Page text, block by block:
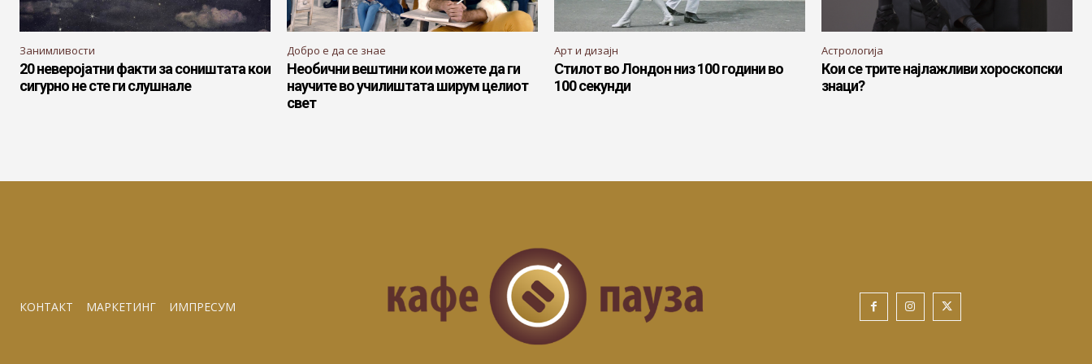
Занимливости
20 неверојатни факти за соништата кои
сигурно не сте ги слушнале
Добро е да се знае
Необични вештини кои можете да ги
научите во училиштата ширум целиот
свет
Арт и дизајн
Стилот во Лондон низ 100 години во
100 секунди
Астрологија
Кои се трите најлажливи хороскопски
знаци?
КОНТАКТ МАРКЕТИНГ ИМПРЕСУМ